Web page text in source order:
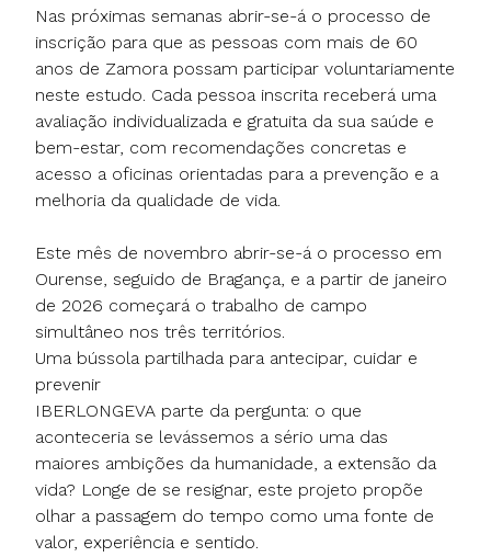
Nas próximas semanas abrir-se-á o processo de
inscrição para que as pessoas com mais de 60
anos de Zamora possam participar voluntariamente
neste estudo. Cada pessoa inscrita receberá uma
avaliação individualizada e gratuita da sua saúde e
bem-estar, com recomendações concretas e
acesso a oficinas orientadas para a prevenção e a
melhoria da qualidade de vida.
Este mês de novembro abrir-se-á o processo em
Ourense, seguido de Bragança, e a partir de janeiro
de 2026 começará o trabalho de campo
simultâneo nos três territórios.
Uma bússola partilhada para antecipar, cuidar e
prevenir
IBERLONGEVA parte da pergunta: o que
aconteceria se levássemos a sério uma das
maiores ambições da humanidade, a extensão da
vida? Longe de se resignar, este projeto propõe
olhar a passagem do tempo como uma fonte de
valor, experiência e sentido.